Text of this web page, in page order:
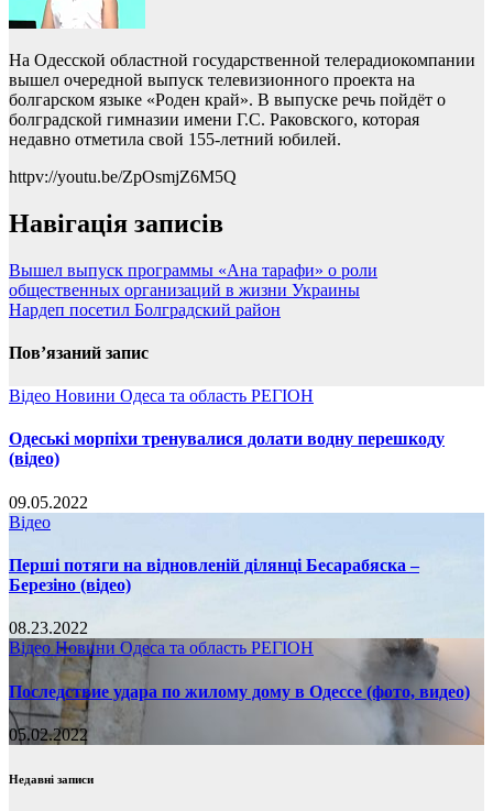
На Одесской областной государственной телерадиокомпании
вышел очередной выпуск телевизионного проекта на
болгарском языке «Роден край». В выпуске речь пойдёт о
болградской гимназии имени Г.С. Раковского, которая
недавно отметила свой 155-летний юбилей.
httpv://youtu.be/ZpOsmjZ6M5Q
Навігація записів
Вышел выпуск программы «Ана тарафи» о роли
общественных организаций в жизни Украины
Нардеп посетил Болградский район
Пов’язаний запис
Відео Новини Одеса та область РЕГІОН
Одеські морпіхи тренувалися долати водну перешкоду
(відео)
09.05.2022
Відео
Перші потяги на відновленій ділянці Бесарабяска –
Березіно (відео)
08.23.2022
Відео Новини Одеса та область РЕГІОН
Последствие удара по жилому дому в Одессе (фото, видео)
05.02.2022
Недавні записи